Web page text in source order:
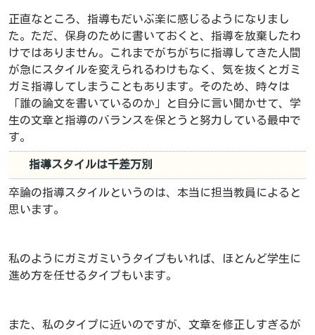
正直なところ、指導もだいぶ楽に感じるようになりまし
た。ただ、保身のために書いておくと、指導を放棄したわ
けではありません。これまでがちがちに指導してきた人間
が急にスタイルを変えられるわけもなく、気を抜くとガミ
ガミ指導してしまうこともあります。そのため、時々は
「誰の論文を書いているのか」と自分に言い聞かせて、学
生の文章と指導のバランスを保とうと努力している最中で
す。
指導スタイルは千差万別
卒論の指導スタイルというのは、本当に担当教員によると
思います。
私のようにガミガミいうタイプもいれば、ほとんど学生に
進め方を任せるタイプもいます。
また、私のタイプに近いのですが、文章を修正しすぎるが